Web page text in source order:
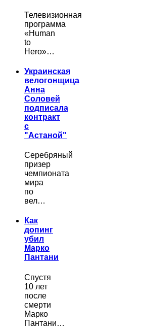
Телевизионная
программа
«Human
to
Hero»…
Украинская
велогонщица
Анна
Соловей
подписала
контракт
с
"Астаной"
Серебряный
призер
чемпионата
мира
по
вел…
Как
допинг
убил
Марко
Пантани
Спустя
10 лет
после
смерти
Марко
Пантани…